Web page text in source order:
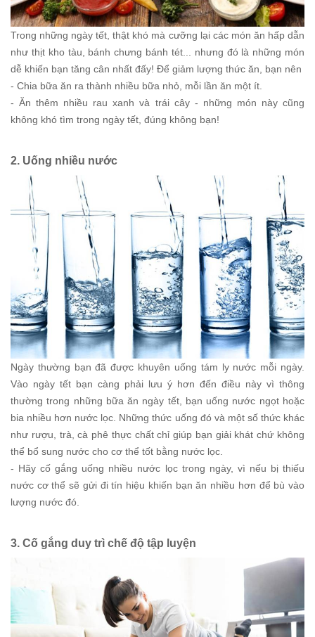
Trong những ngày tết, thật khó mà cưỡng lại các món ăn hấp dẫn
như thịt kho tàu, bánh chưng bánh tét... nhưng đó là những món
dễ khiến bạn tăng cân nhất đấy! Để giảm lượng thức ăn, bạn nên
- Chia bữa ăn ra thành nhiều bữa nhỏ, mỗi lần ăn một ít.
- Ăn thêm nhiều rau xanh và trái cây - những món này cũng
không khó tìm trong ngày tết, đúng không bạn!
2. Uống nhiều nước
Ngày thường bạn đã được khuyên uống tám ly nước mỗi ngày.
Vào ngày tết bạn càng phải lưu ý hơn đến điều này vì thông
thường trong những bữa ăn ngày tết, bạn uống nước ngọt hoặc
bia nhiều hơn nước lọc. Những thức uống đó và một số thức khác
như rượu, trà, cà phê thực chất chỉ giúp bạn giải khát chứ không
thể bổ sung nước cho cơ thể tốt bằng nước lọc.
- Hãy cố gắng uống nhiều nước lọc trong ngày, vì nếu bị thiếu
nước cơ thể sẽ gửi đi tín hiệu khiến bạn ăn nhiều hơn để bù vào
lượng nước đó.
3. Cố gắng duy trì chế độ tập luyện